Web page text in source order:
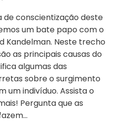
de conscientização deste
um bate papo com o
Kandelman. Neste trecho
as principais causas do
algumas das
sobre o surgimento
um indivíduo. Assista o
Pergunta que as